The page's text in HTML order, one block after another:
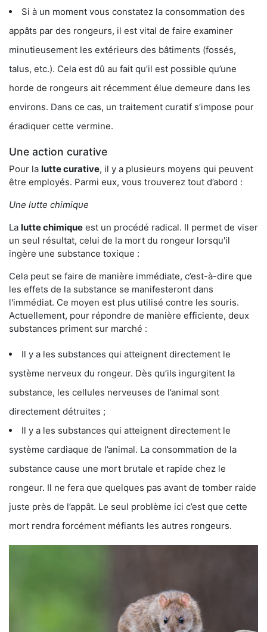
Si à un moment vous constatez la consommation des
appâts par des rongeurs, il est vital de faire examiner
minutieusement les extérieurs des bâtiments (fossés,
talus, etc.). Cela est dû au fait qu’il est possible qu’une
horde de rongeurs ait récemment élue demeure dans les
environs. Dans ce cas, un traitement curatif s’impose pour
éradiquer cette vermine.
Une action curative
Pour la lutte curative, il y a plusieurs moyens qui peuvent
être employés. Parmi eux, vous trouverez tout d’abord :
Une lutte chimique
La lutte chimique est un procédé radical. Il permet de viser
un seul résultat, celui de la mort du rongeur lorsqu'il
ingère une substance toxique :
Cela peut se faire de manière immédiate, c’est-à-dire que
les effets de la substance se manifesteront dans
l'immédiat. Ce moyen est plus utilisé contre les souris.
Actuellement, pour répondre de manière efficiente, deux
substances priment sur marché :
Il y a les substances qui atteignent directement le
système nerveux du rongeur. Dès qu’ils ingurgitent la
substance, les cellules nerveuses de l’animal sont
directement détruites ;
Il y a les substances qui atteignent directement le
système cardiaque de l’animal. La consommation de la
substance cause une mort brutale et rapide chez le
rongeur. Il ne fera que quelques pas avant de tomber raide
juste près de l’appât. Le seul problème ici c’est que cette
mort rendra forcément méfiants les autres rongeurs.